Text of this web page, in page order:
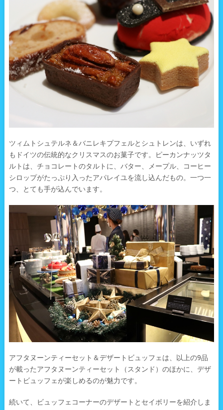
ツィムトシュテルネ＆バニレキプフェルとシュトレンは、いずれ
もドイツの伝統的なクリスマスのお菓子です。ピーカンナッツタ
ルトは、チョコレートのタルトに、バター、メープル、コーヒー
シロップがたっぷり入ったアパレイユを流し込んだもの。一つ一
つ、とても手が込んでいます。
アフタヌーンティーセット＆デザートビュッフェは、以上の9品
が載ったアフタヌーンティーセット（スタンド）のほかに、デザ
ートビュッフェが楽しめるのが魅力です。
続いて、ビュッフェコーナーのデザートとセイボリーを紹介しま